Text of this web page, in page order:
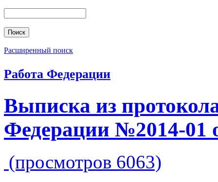
Расширенный поиск
Работа Федерации
Выписка из
Федерации №2014-01
(просмотров 6063)